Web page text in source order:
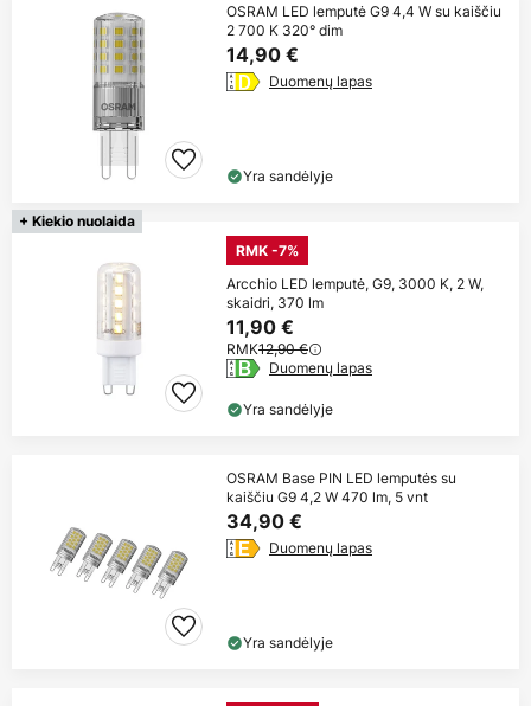
OSRAM LED lemputė G9 4,4 W su kaiščiu
2 700 K 320° dim
14,90 €
Duomenų lapas
Yra sandėlyje
+ Kiekio nuolaida
RMK -7%
Arcchio LED lemputė, G9, 3000 K, 2 W,
skaidri, 370 lm
11,90 €
RMK12,90 €
Duomenų lapas
Yra sandėlyje
OSRAM Base PIN LED lemputės su
kaiščiu G9 4,2 W 470 lm, 5 vnt
34,90 €
Duomenų lapas
Yra sandėlyje